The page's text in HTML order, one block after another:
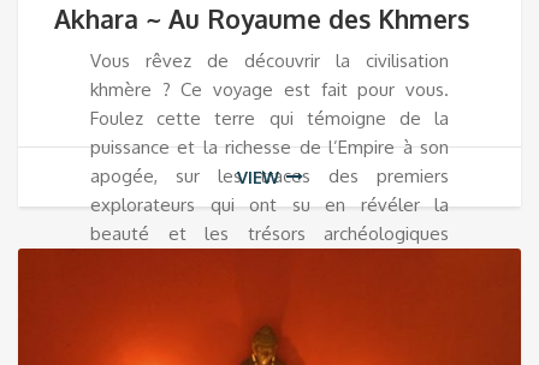
Akhara ~ Au Royaume des Khmers
Vous rêvez de découvrir la civilisation
khmère ? Ce voyage est fait pour vous.
Foulez cette terre qui témoigne de la
puissance et la richesse de l’Empire à son
apogée, sur les traces des premiers
explorateurs qui ont su en révéler la
beauté et les trésors archéologiques
VIEW